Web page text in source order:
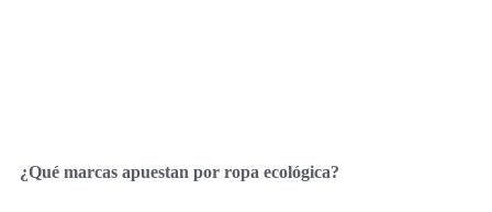
¿Qué marcas apuestan por ropa ecológica?